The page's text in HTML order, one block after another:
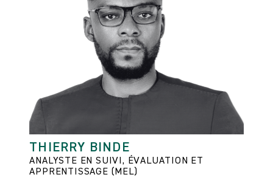
THIERRY BINDE
ANALYSTE EN SUIVI, ÉVALUATION ET
APPRENTISSAGE (MEL)